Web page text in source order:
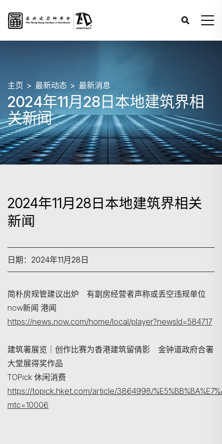
搜寻
主页 最新动态 最新消息
2024年11月28日本地建筑界相
关新闻
2024年11月28日本地建筑界相关
新闻
日期：2024年11月28日
简朴房规管建议出炉 有劏房经营者声称或丢空违规单位
now新闻 港闻
https://news.now.com/home/local/player?newsId=584717
建筑署展览｜创作比赛为香港建筑留倩影 金钟道政府合署
大堂展得奖作品
TOPick 休闲消费
https://topick.hket.com/article/3864998/
mtc=10006